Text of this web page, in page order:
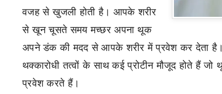
वजह से खुजली होती है। आपके शरीर
से खून चूसते समय मच्छर अपना थूक
अपने डंक की मदद से आपके शरीर में प्रवेश कर देता
थक्कारोधी तत्वों के साथ कई प्रोटीन मौजूद होते हैं
प्रवेश करते हैं।